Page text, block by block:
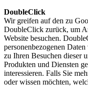
DoubleClick
Wir greifen auf den zu
DoubleClick zurück, um
Website besuchen.
personenbezogenen
zu Ihren Besuchen dieser
Produkten und Diensten
interessieren. Falls Sie
oder wissen möchten,